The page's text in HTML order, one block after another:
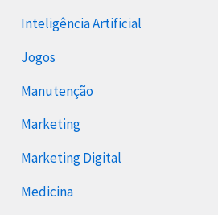
Inteligência Artificial
Jogos
Manutenção
Marketing
Marketing Digital
Medicina